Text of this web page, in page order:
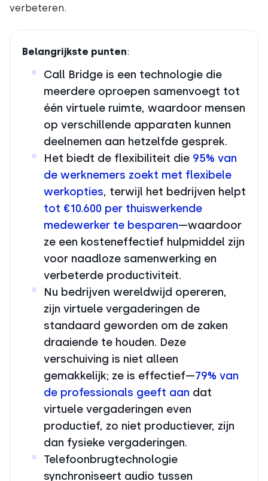
verbeteren.
Belangrijkste punten:
Call Bridge is een technologie die
meerdere oproepen samenvoegt tot
één virtuele ruimte, waardoor mensen
op verschillende apparaten kunnen
deelnemen aan hetzelfde gesprek.
Het biedt de flexibiliteit die 95% van
de werknemers zoekt met flexibele
werkopties, terwijl het bedrijven helpt
tot €10.600 per thuiswerkende
medewerker te besparen—waardoor
ze een kosteneffectief hulpmiddel zijn
voor naadloze samenwerking en
verbeterde productiviteit.
Nu bedrijven wereldwijd opereren,
zijn virtuele vergaderingen de
standaard geworden om de zaken
draaiende te houden. Deze
verschuiving is niet alleen
gemakkelijk; ze is effectief—79% van
de professionals geeft aan dat
virtuele vergaderingen even
productief, zo niet productiever, zijn
dan fysieke vergaderingen.
Telefoonbrugtechnologie
synchroniseert audio tussen